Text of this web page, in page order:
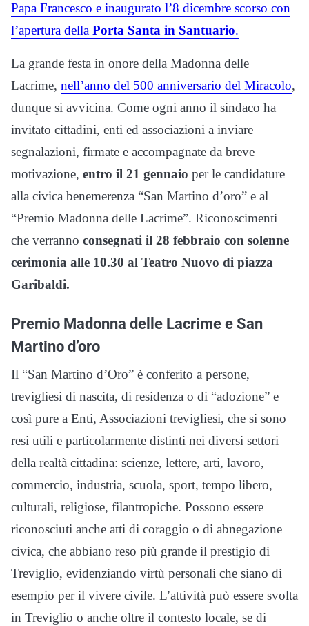
Papa Francesco e inaugurato l’8 dicembre scorso con
l’apertura della Porta Santa in Santuario.
La grande festa in onore della Madonna delle
Lacrime, nell’anno del 500 anniversario del Miracolo,
dunque si avvicina. Come ogni anno il sindaco ha
invitato cittadini, enti ed associazioni a inviare
segnalazioni, firmate e accompagnate da breve
motivazione, entro il 21 gennaio per le candidature
alla civica benemerenza “San Martino d’oro” e al
“Premio Madonna delle Lacrime”. Riconoscimenti
che verranno consegnati il 28 febbraio con solenne
cerimonia alle 10.30 al Teatro Nuovo di piazza
Garibaldi.
Premio Madonna delle Lacrime e San
Martino d’oro
Il “San Martino d’Oro” è conferito a persone,
trevigliesi di nascita, di residenza o di “adozione” e
così pure a Enti, Associazioni trevigliesi, che si sono
resi utili e particolarmente distinti nei diversi settori
della realtà cittadina: scienze, lettere, arti, lavoro,
commercio, industria, scuola, sport, tempo libero,
culturali, religiose, filantropiche. Possono essere
riconosciuti anche atti di coraggio o di abnegazione
civica, che abbiano reso più grande il prestigio di
Treviglio, evidenziando virtù personali che siano di
esempio per il vivere civile. L’attività può essere svolta
in Treviglio o anche oltre il contesto locale, se di